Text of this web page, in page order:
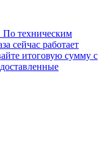
техническим
сейчас работает
итоговую сумму с